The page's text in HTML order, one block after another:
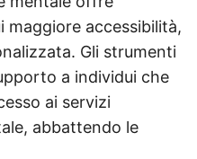
maggiore accessibilità,
Gli strumenti
a individui che
ai servizi
abbattendo le